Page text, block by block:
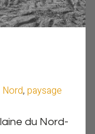
Nord, paysage
du Nord-